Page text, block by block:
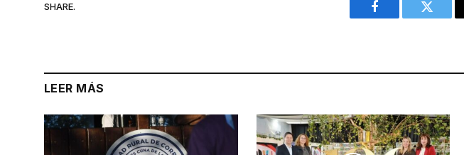
SHARE.
Facebook Twitter
LEER MÁS